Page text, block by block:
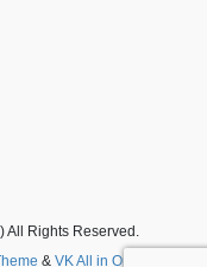
All Rights Reserved.
& VK All in One